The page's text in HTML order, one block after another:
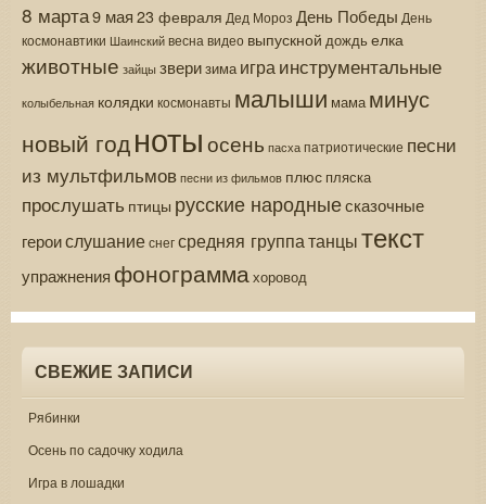
8 марта9 мая 23 февраля Дед Мороз День Победы День
космонавтики Шаинскийвеснавидео выпускной дождь елка
животные зайцы зверизима играинструментальные
колыбельная колядки космонавты малыши мама минус
новый годнотыосень пасха патриотические песни
из мультфильмов песни из фильмов плюс пляска
прослушать птицы русские народныесказочные
героислушаниеснегсредняя группатанцытекст
упражнения фонограммахоровод
СВЕЖИЕ ЗАПИСИ
Рябинки
Осень по садочку ходила
Игра в лошадки